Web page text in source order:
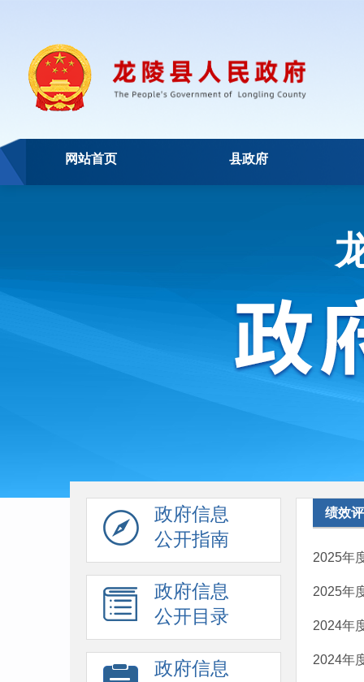
网站首页 县政府
政府信息
公开指南
政府信息
公开目录
政府信息
绩效
2025年
2025年
2024年
2024年